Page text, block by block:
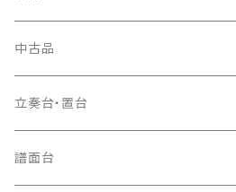
爪入
爪駒入
猫足入
胴掛
根緒
糸
つゆ切り
お祭り用７穴
太鼓撥
手拍子（チャンチャン）
当り鉦
中古品
箏（本体）
三味線（本体）
立奏台・置台
譜面台